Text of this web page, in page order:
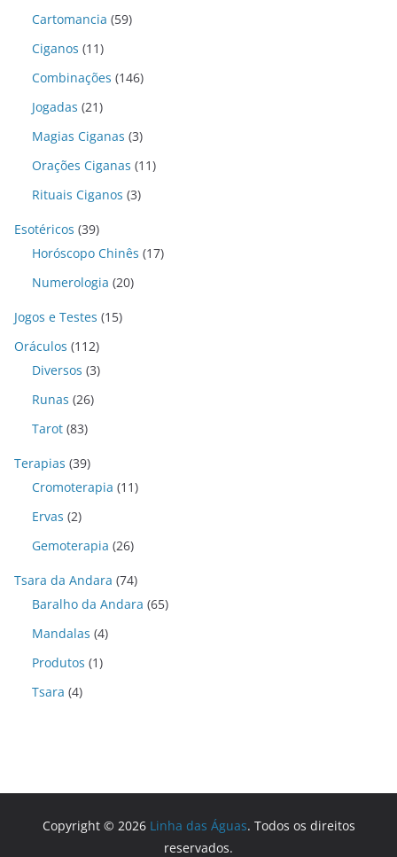
Cartomancia (59)
Ciganos (11)
Combinações (146)
Jogadas (21)
Magias Ciganas (3)
Orações Ciganas (11)
Rituais Ciganos (3)
Esotéricos (39)
Horóscopo Chinês (17)
Numerologia (20)
Jogos e Testes (15)
Oráculos (112)
Diversos (3)
Runas (26)
Tarot (83)
Terapias (39)
Cromoterapia (11)
Ervas (2)
Gemoterapia (26)
Tsara da Andara (74)
Baralho da Andara (65)
Mandalas (4)
Produtos (1)
Tsara (4)
Copyright © 2026 Linha das Águas. Todos os direitos
reservados.